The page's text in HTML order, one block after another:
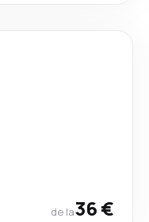
de la36 €